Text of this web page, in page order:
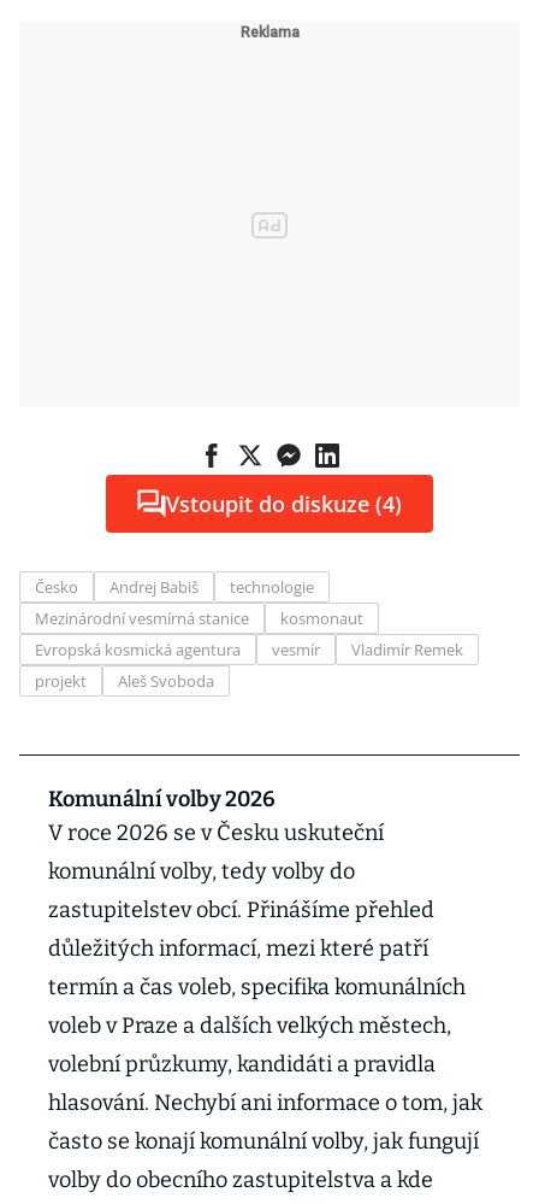
Vstoupit do diskuze (4)
Česko Andrej Babiš
technologie
Mezinárodní vesmírná stanice
kosmonaut
Evropská kosmická agentura
vesmír
Vladimír Remek
projekt
Aleš Svoboda
Komunální volby 2026
V roce 2026 se v Česku uskuteční
komunální volby, tedy volby do
zastupitelstev obcí. Přinášíme přehled
důležitých informací, mezi které patří
termín a čas voleb, specifika komunálních
voleb v Praze a dalších velkých městech,
volební průzkumy, kandidáti a pravidla
hlasování. Nechybí ani informace o tom, jak
často se konají komunální volby, jak fungují
volby do obecního zastupitelstva a kde